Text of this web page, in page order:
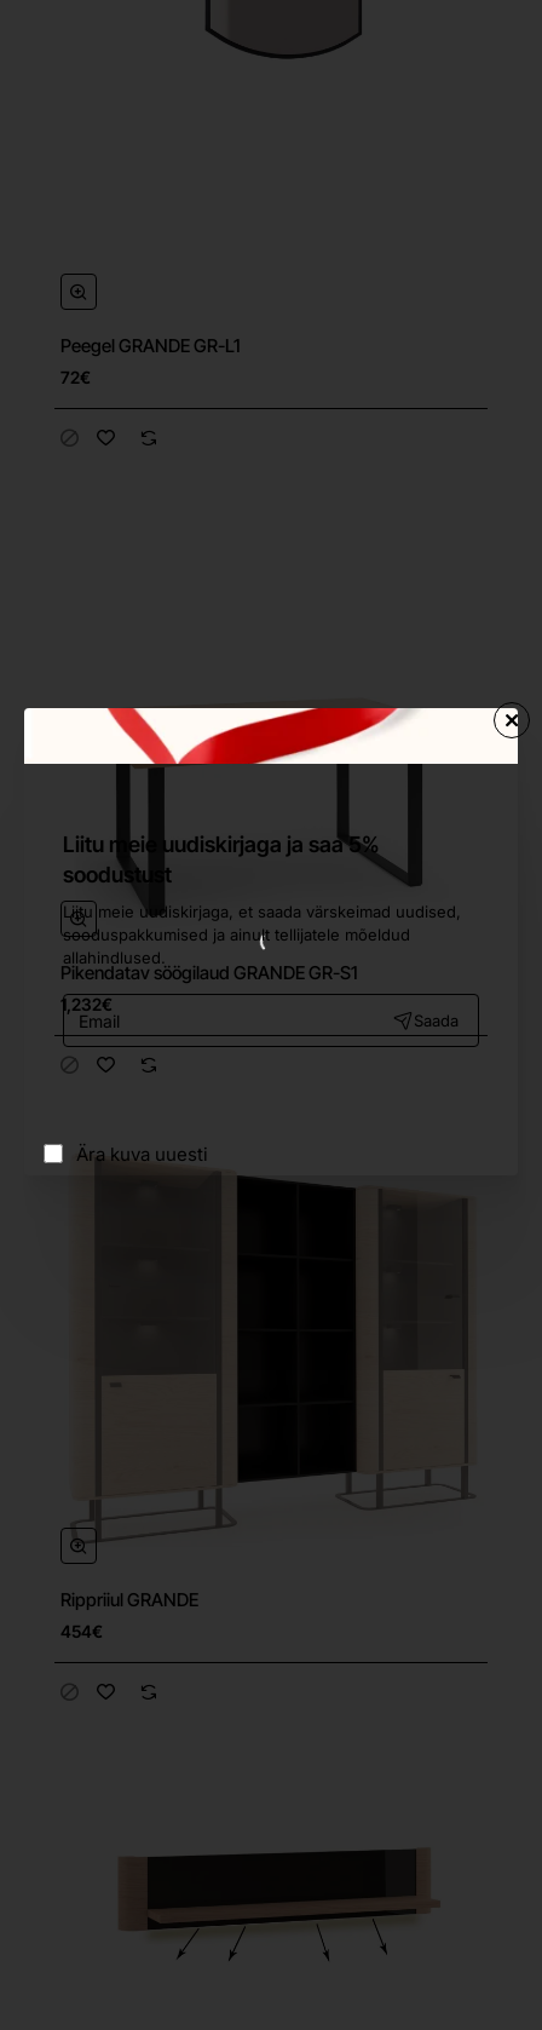
Liitu meie uudiskirjaga ja saa 5%
soodustust
Liitu meie uudiskirjaga, et saada värskeimad uudised,
sooduspakkumised ja ainult tellijatele mõeldud
allahindlused.
Email
Saada
Ära kuva uuesti
Peegel GRANDE GR-L1
72€
Pikendatav söögilaud GRANDE GR-S1
1,232€
Rippriiul GRANDE
454€